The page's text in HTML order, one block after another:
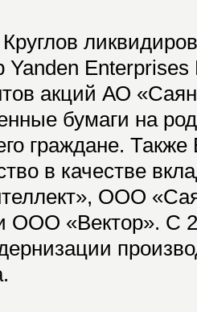
Enterprises
акций АО
бумаги на
граждане. Также
в качестве
ООО
ООО «Вектор». С